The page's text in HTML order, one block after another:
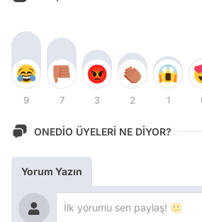
9 7 3 2 1
ONEDİO ÜYELERİ NE DİYOR?
Yorum Yazın